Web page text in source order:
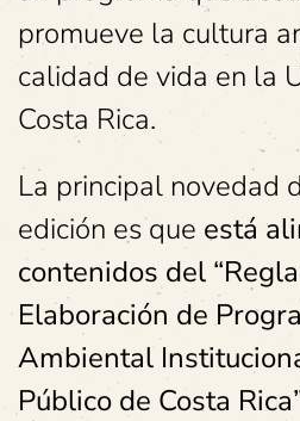
promueve la cultura
calidad de vida en la
Costa Rica.
La principal novedad
edición es que está
contenidos del
Elaboración de
Ambiental
Público de Costa